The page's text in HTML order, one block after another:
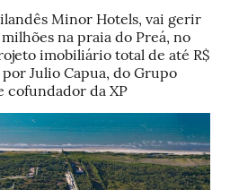
Minor Hotels, vai gerir
na praia do Preá, no
imobiliário total de até R$
Julio Capua, do Grupo
cofundador da XP